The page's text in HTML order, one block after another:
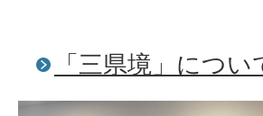
「三県境」につ